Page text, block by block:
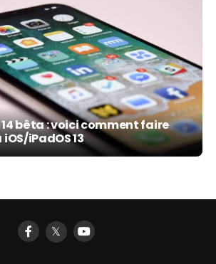
14 bêta : voici comment faire
iPadOS 13
𝕏